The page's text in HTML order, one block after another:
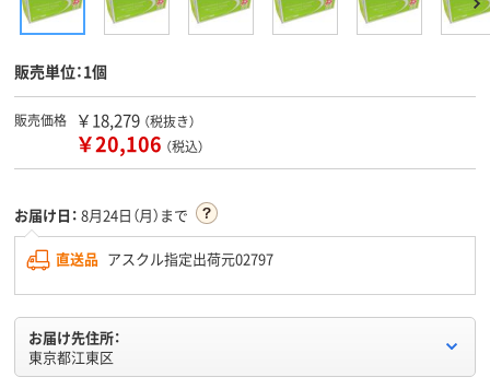
販売単位：1個
販売価格 ￥18,279 （税抜き）
￥20,106 （税込）
お届け日： 8月24日（月）まで
直送品 アスクル指定出荷元02797
お届け先住所：
東京都江東区